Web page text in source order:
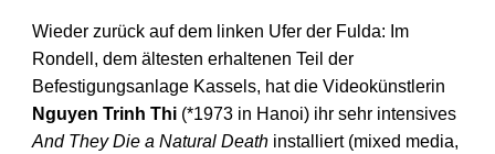
Wieder zurück auf dem linken Ufer der Fulda: Im
Rondell, dem ältesten erhaltenen Teil der
Befestigungs­anlage Kassels, hat die Video­künstlerin
Nguyen Trinh Thi(*1973 in Hanoi) ihr sehr intensives
And They Die a Natural Deathinstalliert (mixed media,